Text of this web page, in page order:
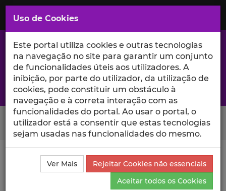
Saltar
para
Conteúdo
Principal
A excelência da investigação e ciência no Iscte
Search Button
Ciência_Iscte Publicações
Descrição Detalhada da
Publicação
Uso de Cookies
Este portal utiliza cookies e outras tecnologias
na navegação no site para garantir um conjunto
de funcionalidades úteis aos utilizadores. A
inibição, por parte do utilizador, da utilização de
cookies, pode constituir um obstáculo à
navegação e à correta interação com as
funcionalidades do portal. Ao usar o portal, o
utilizador está a consentir que estas tecnologias
sejam usadas nas funcionalidades do mesmo.
Ver Mais
Rejeitar Cookies não essenciais
Aceitar todos os Cookies